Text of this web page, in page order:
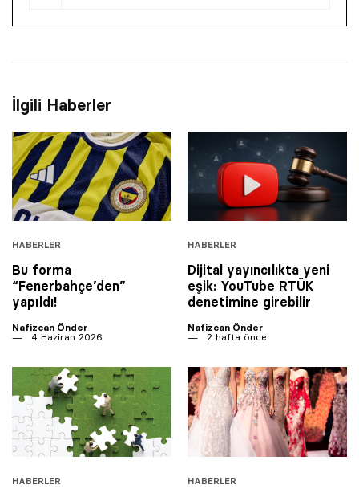
İlgili Haberler
HABERLER
Bu forma
“Fenerbahçe’den”
yapıldı!
Nafizcan Önder
4 Haziran 2026
HABERLER
Dijital yayıncılıkta yeni
eşik: YouTube RTÜK
denetimine girebilir
Nafizcan Önder
2 hafta önce
HABERLER HABERLER